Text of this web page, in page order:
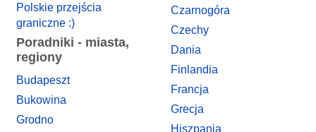
Polskie przejścia
graniczne :)
Poradniki - miasta,
regiony
Budapeszt
Bukowina
Grodno
Czarnogóra
Czechy
Dania
Finlandia
Francja
Grecja
Hiszpania